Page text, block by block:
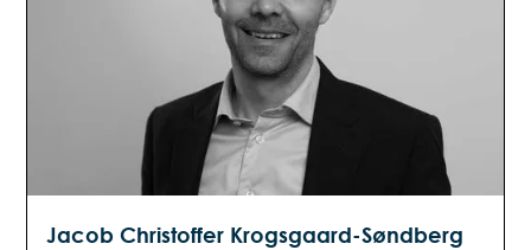
Jacob Christoffer Krogsgaard-Søndberg